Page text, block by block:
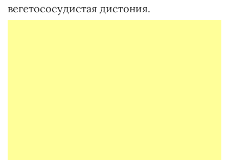
вегетососудистая дистония.